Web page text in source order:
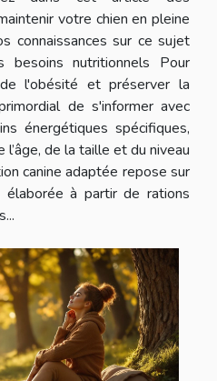
votre chien en pleine
connaissances sur ce sujet
besoins nutritionnels Pour
l'obésité et préserver la
de s'informer avec
énergétiques spécifiques,
de la taille et du niveau
canine adaptée repose sur
élaborée à partir de rations